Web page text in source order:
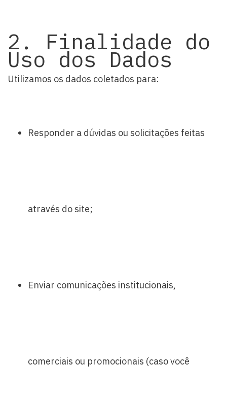
2. Finalidade do
Uso dos Dados
Utilizamos os dados coletados para:
Responder a dúvidas ou solicitações feitas
através do site;
Enviar comunicações institucionais,
comerciais ou promocionais (caso você